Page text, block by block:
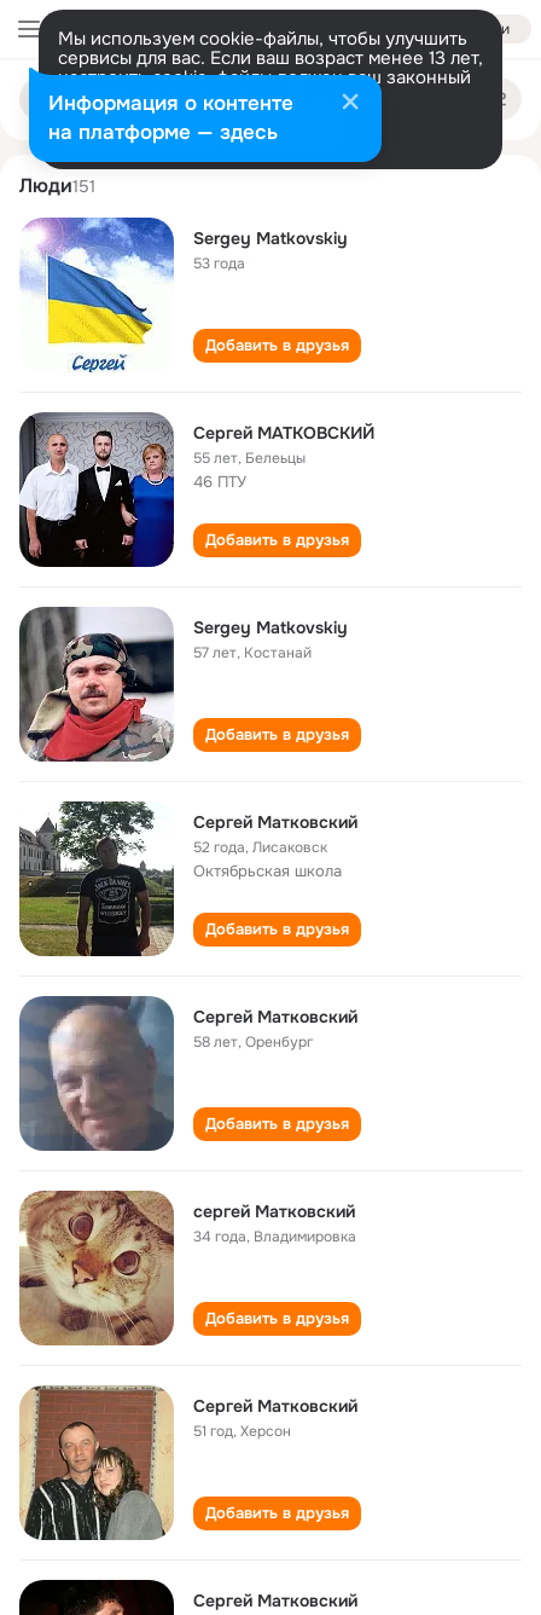
Войти
Мы используем cookie-файлы, чтобы улучшить
сервисы для вас. Если ваш возраст менее 13 лет,
настроить cookie-файлы должен ваш законный
представитель. Больше информации
Разрешить все Настроить
Поиск
людям
sergey matkovskiy
Люди151
Sergey Matkovskiy
53 года
Добавить в друзья
Сергей МАТКОВСКИЙ
55 лет, Белеьцы
46 ПТУ
Добавить в друзья
Sergey Matkovskiy
57 лет, Костанай
Добавить в друзья
Сергей Матковский
52 года,Лисаковск
Октябрьская школа
Добавить в друзья
Сергей Матковский
58 лет,Оренбург
Добавить в друзья
сергей Матковский
34 года, Владимировка
Добавить в друзья
Сергей Матковский
51 год,Херсон
Добавить в друзья
Сергей Матковский
Информация о контенте
на платформе — здесь